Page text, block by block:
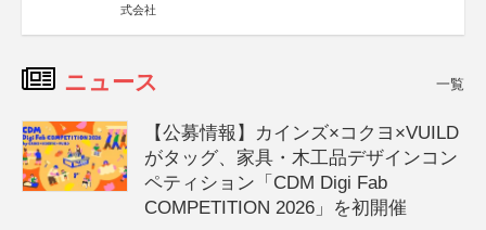
式会社
ニュース 一覧
【公募情報】カインズ×コクヨ×VUILD
がタッグ、家具・木工品デザインコン
ペティション「CDM Digi Fab
COMPETITION 2026」を初開催